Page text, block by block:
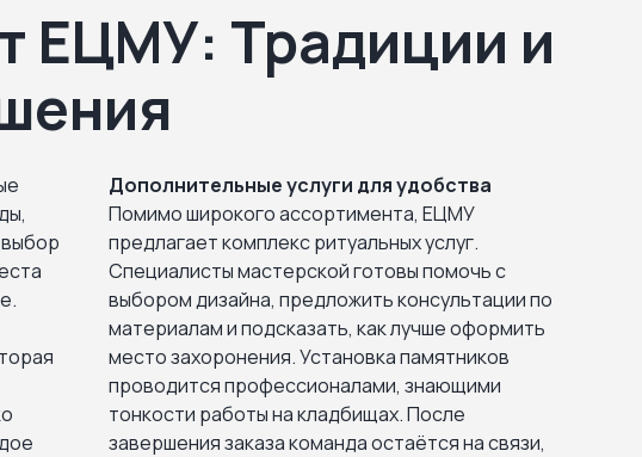
ЕЦМУ: Традиции и
Дополнительные услуги для удобства
Помимо широкого ассортимента, ЕЦМУ
предлагает комплекс ритуальных услуг.
Специалисты мастерской готовы помочь с
выбором дизайна, предложить консультации по
материалам и подсказать, как лучше оформить
место захоронения. Установка памятников
проводится профессионалами, знающими
тонкости работы на кладбищах. После
завершения заказа команда остаётся на связи,